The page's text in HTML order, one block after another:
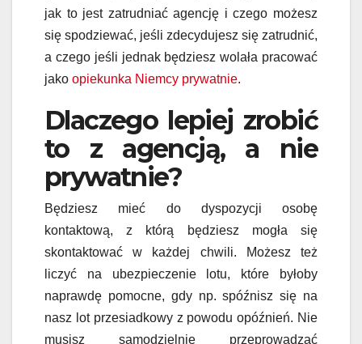
jak to jest zatrudniać agencję i czego możesz
się spodziewać, jeśli zdecydujesz się zatrudnić,
a czego jeśli jednak będziesz wolała pracować
jako opiekunka Niemcy prywatnie.
Dlaczego lepiej zrobić
to z agencją, a nie
prywatnie?
Będziesz mieć do dyspozycji osobę
kontaktową, z którą
będziesz mogła się
skontaktować w każdej chwili. Możesz też
liczyć na ubezpieczenie lotu, które byłoby
naprawdę pomocne, gdy np. spóźnisz się na
nasz lot przesiadkowy z powodu opóźnień. Nie
musisz samodzielnie przeprowadzać